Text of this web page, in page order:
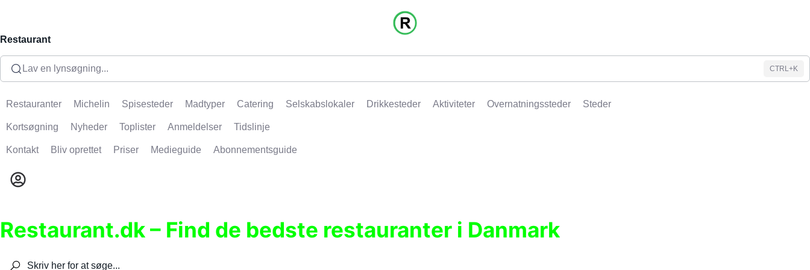
Restaurant
Lav en lynsøgning... CTRL+K
Restauranter Michelin Spisesteder Madtyper Catering Selskabslokaler Drikkesteder Aktiviteter Overnatningssteder Steder
Kortsøgning Nyheder Toplister Anmeldelser Tidslinje
Kontakt Bliv oprettet Priser Medieguide Abonnementsguide
Restaurant.dk – Find de bedste restauranter i Danmark